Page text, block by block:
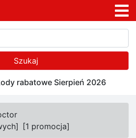
Szukaj
rabatowe Sierpień 2026
] [1 promocja]